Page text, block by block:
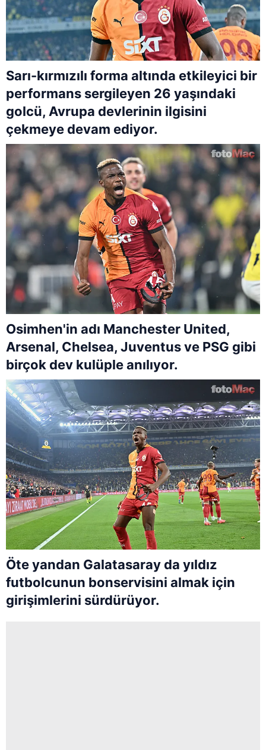
Sarı-kırmızılı forma altında etkileyici bir
performans sergileyen 26 yaşındaki
golcü, Avrupa devlerinin ilgisini
çekmeye devam ediyor.
Osimhen'in adı Manchester United,
Arsenal, Chelsea, Juventus ve PSG gibi
birçok dev kulüple anılıyor.
Öte yandan Galatasaray da yıldız
futbolcunun bonservisini almak için
girişimlerini sürdürüyor.